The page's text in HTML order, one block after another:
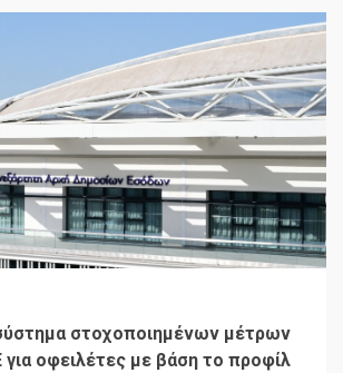
στοχοποιημένων μέτρων
οφειλέτες με βάση το προφίλ